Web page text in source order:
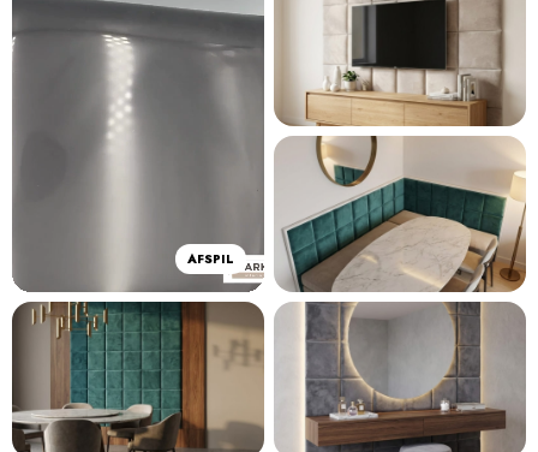
AFSPIL